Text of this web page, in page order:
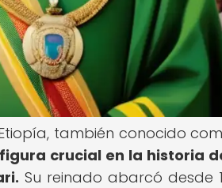
también conocido
crucial en la historia
Su reinado abarcó desde